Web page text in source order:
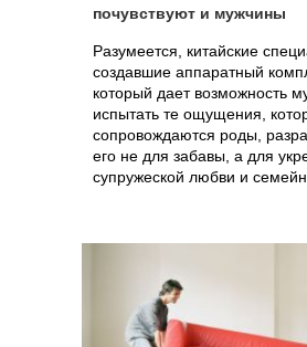
почувствуют и мужчины
Разумеется, китайские
создавшие аппаратный
который дает возможность
испытать те ощущения,
сопровождаются роды,
его не для забавы, а для
супружеской любви и